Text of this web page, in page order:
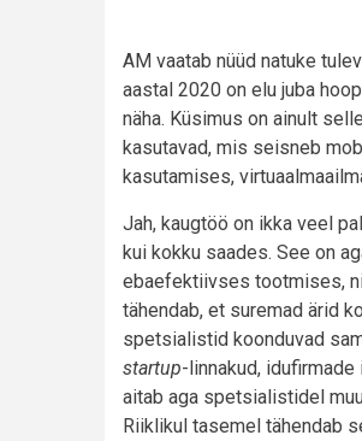
AM vaatab nüüd natuke
aastal 2020 on elu juba
näha. Küsimus on ainult
kasutavad, mis seisneb
kasutamises,
Jah, kaugtöö on ikka veel
kui kokku saades. See on
ebaefektiivses tootmises,
tähendab, et suremad ärid
spetsialistid koonduvad
startup-linnakud,
aitab aga spetsialistidel
Riiklikul tasemel tähendab